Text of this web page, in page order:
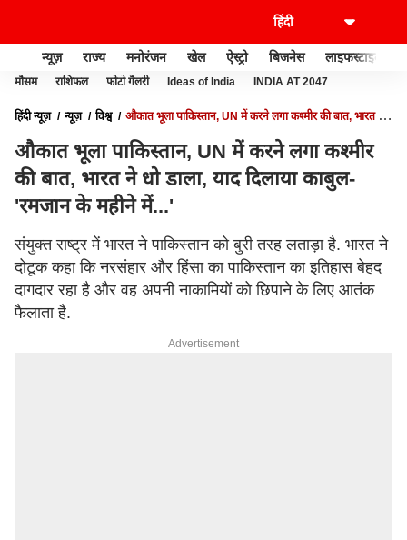
न्यूज़ राज्य मनोरंजन खेल ऐस्ट्रो बिजनेस लाइफस्टाइल
मौसम राशिफल फोटो गैलरी Ideas of India INDIA AT 2047
हिंदी न्यूज़ न्यूज़ विश्व
औकात भूला पाकिस्तान, UN में करने लगा कश्मीर की बात, भारत ने
औकात भूला पाकिस्तान, UN में करने लगा कश्मीर
की बात, भारत ने धो डाला, याद दिलाया काबुल-
'रमजान के महीने में...'
संयुक्त राष्ट्र में भारत ने पाकिस्तान को बुरी तरह लताड़ा है. भारत ने
दोटूक कहा कि नरसंहार और हिंसा का पाकिस्तान का इतिहास बेहद
दागदार रहा है और वह अपनी नाकामियों को छिपाने के लिए आतंक
फैलाता है.
Advertisement